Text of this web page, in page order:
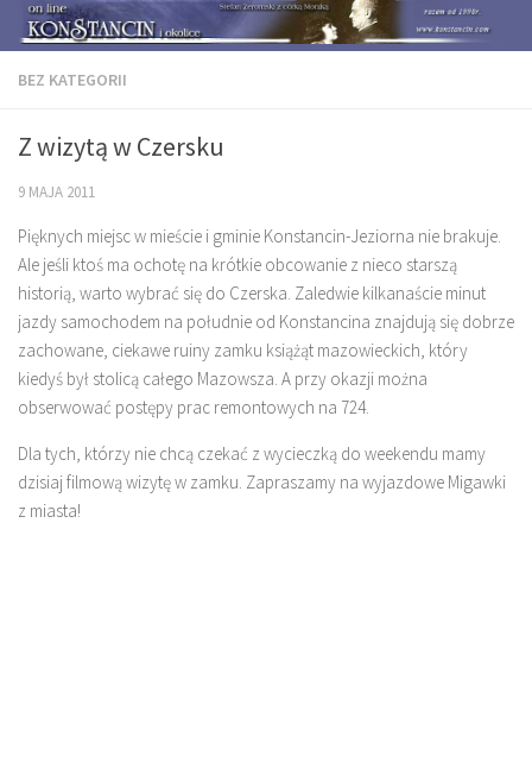
BEZ KATEGORII
Z wizytą w Czersku
9 MAJA 2011
Pięknych miejsc w mieście i gminie Konstancin-Jeziorna nie brakuje.
Ale jeśli ktoś ma ochotę na krótkie obcowanie z nieco starszą
historią, warto wybrać się do Czerska. Zaledwie kilkanaście minut
jazdy samochodem na południe od Konstancina znajdują się dobrze
zachowane, ciekawe ruiny zamku książąt mazowieckich, który
kiedyś był stolicą całego Mazowsza. A przy okazji można
obserwować postępy prac remontowych na 724.
Dla tych, którzy nie chcą czekać z wycieczką do weekendu mamy
dzisiaj filmową wizytę w zamku. Zapraszamy na wyjazdowe Migawki
z miasta!